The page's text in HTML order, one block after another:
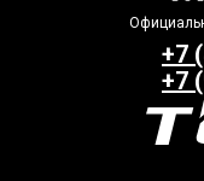
+7
+7